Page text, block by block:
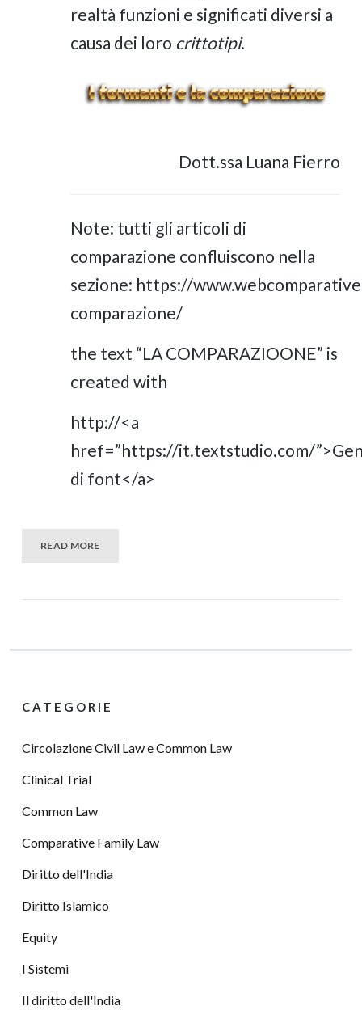
realtà funzioni e significati diversi a
causa dei loro crittotipi.
Dott.ssa Luana Fierro
Note: tutti gli articoli di
comparazione confluiscono nella
sezione: https://
comparazione/
the text “LA COMPARAZIOONE” is
created with
http://<a
href=”https://it.textstudio.com/
di font</a>
READ MORE
CATEGORIE
Circolazione Civil Law e Common Law
Clinical Trial
Common Law
Comparative Family Law
Diritto dell'India
Diritto Islamico
Equity
I Sistemi
Il diritto dell'India